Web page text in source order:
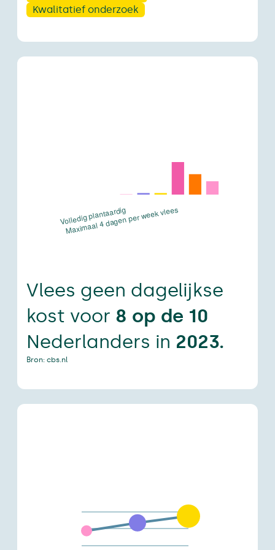
Kwalitatief onderzoek
Vlees geen dagelijkse
kost voor 8 op de 10
Nederlanders in 2023.
Bron: cbs.nl